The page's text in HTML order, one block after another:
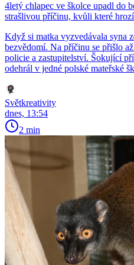
4letý chlapec ve školce upadl do
strašlivou příčinu, kvůli které
Když si matka vyzvedávala syna
bezvědomí. Na příčinu se přišlo
policie a zastupitelství. Šokující
odehrál v jedné polské mateřské
Světkreativity
dnes, 13:54
2 min